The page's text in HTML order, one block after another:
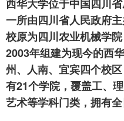
西华大学位于中国四川
一所由四川省人民政府
校原为四川农业机械学
2003年组建为现今的西
州、人南、宜宾四个校
有21个学院，覆盖工、
艺术等学科门类，拥有全